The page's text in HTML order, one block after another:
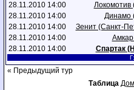
28.11.2010 14:00
Локомотив
28.11.2010 14:00
Динамо
28.11.2010 14:00
Зенит (Санкт-
28.11.2010 14:00
28.11.2010 14:00
Спартак
« Предыдущий тур
Таблица